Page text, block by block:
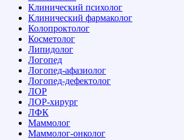
Клинический психолог
Клинический фармаколог
Колопроктолог
Косметолог
Липидолог
Логопед
Логопед-афазиолог
Логопед-дефектолог
ЛОР
ЛОР-хирург
ЛФК
Маммолог
Маммолог-онколог